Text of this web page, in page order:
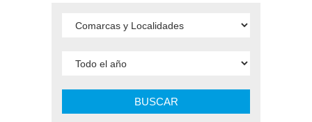
BUSCAR